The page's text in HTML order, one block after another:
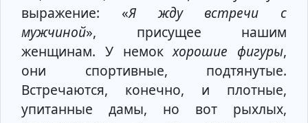
выражение: «Я жду встречи с
мужчиной», присущее нашим
женщинам. У немокхорошие фигуры,
они спортивные, подтянутые.
Встречаются, конечно, и плотные,
упитанные дамы, но вот рыхлых,